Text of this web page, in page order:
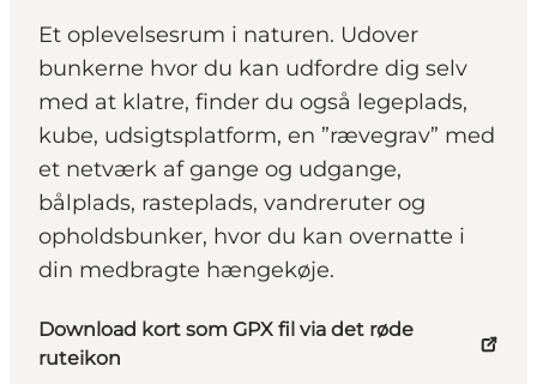
Et oplevelsesrum i naturen. Udover
bunkerne hvor du kan udfordre dig selv
med at klatre, finder du også legeplads,
kube, udsigtsplatform, en ”rævegrav” med
et netværk af gange og udgange,
bålplads, rasteplads, vandreruter og
opholdsbunker, hvor du kan overnatte i
din medbragte hængekøje.
Download kort som GPX fil via det røde
ruteikon